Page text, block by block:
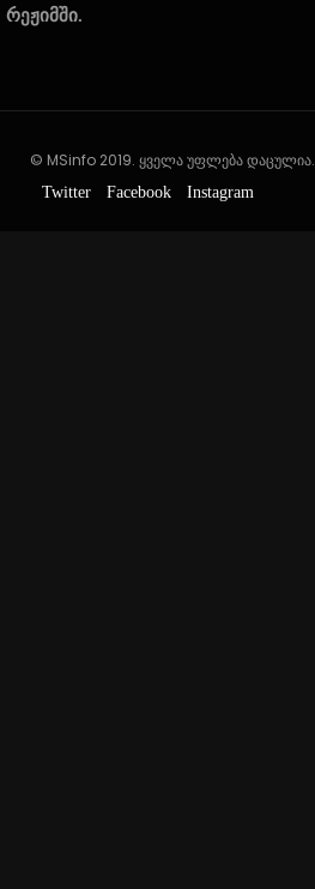
რეჟიმში.
© MSinfo 2019. ყველა უფლება დაცულია.
Twitter Facebook Instagram